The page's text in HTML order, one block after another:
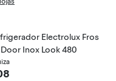
Electrolux Fros
Inox Look 480